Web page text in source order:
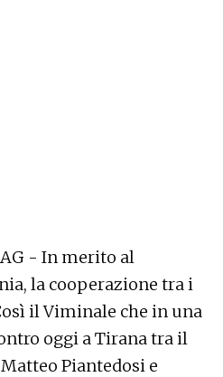
- In merito al
la cooperazione tra i
il Viminale che in una
oggi a Tirana tra il
Piantedosi e